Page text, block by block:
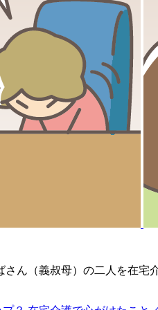
ん（義叔母）の二人を在宅